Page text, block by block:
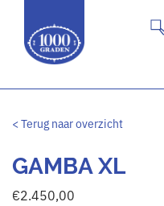
Main
< Terug naar overzicht
GAMBA XL
€2.450,00